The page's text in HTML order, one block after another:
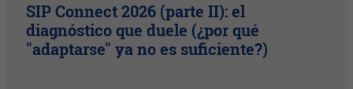
SIP Connect 2026 (parte II): el
diagnóstico que duele (¿por qué
"adaptarse" ya no es suficiente?)